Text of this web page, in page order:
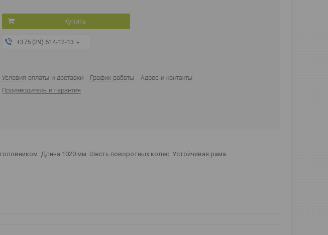
Купить
+375 (29) 614-12-13
Условия оплаты и доставки График работы
Адрес и контакты
Производитель и гарантия
Длина 1020 мм. Шесть поворотных колес. Устойчивая рама.